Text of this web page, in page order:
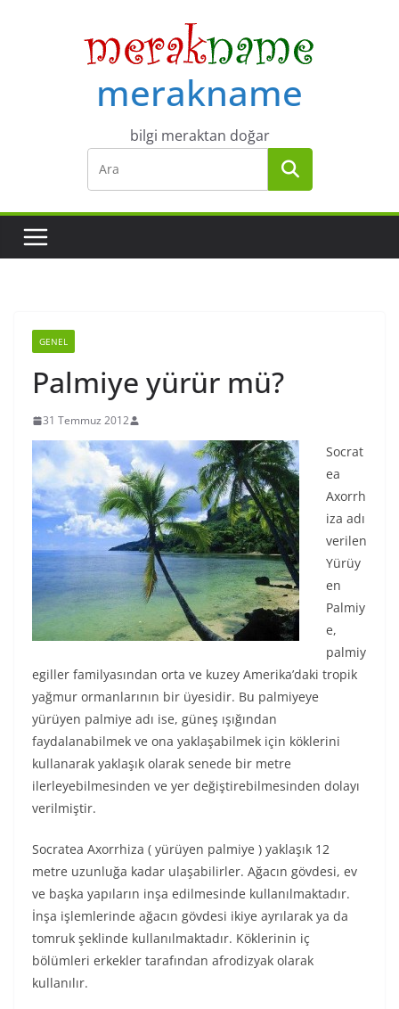
merakname
bilgi meraktan doğar
GENEL
Palmiye yürür mü?
31 Temmuz 2012
Socrat
ea
Axorrh
iza adı
verilen
Yürüy
en
Palmiy
e,
palmiy
egiller familyasından orta ve kuzey Amerika’daki tropik
yağmur ormanlarının bir üyesidir. Bu palmiyeye
yürüyen palmiye adı ise, güneş ışığından
faydalanabilmek ve ona yaklaşabilmek için köklerini
kullanarak yaklaşık olarak senede bir metre
ilerleyebilmesinden ve yer değiştirebilmesinden dolayı
verilmiştir.
Socratea Axorrhiza ( yürüyen palmiye ) yaklaşık 12
metre uzunluğa kadar ulaşabilirler. Ağacın gövdesi, ev
ve başka yapıların inşa edilmesinde kullanılmaktadır.
İnşa işlemlerinde ağacın gövdesi ikiye ayrılarak ya da
tomruk şeklinde kullanılmaktadır. Köklerinin iç
bölümleri erkekler tarafından afrodizyak olarak
kullanılır.